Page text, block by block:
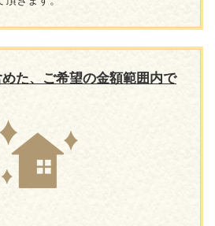
た、ご希望の金額範囲内で